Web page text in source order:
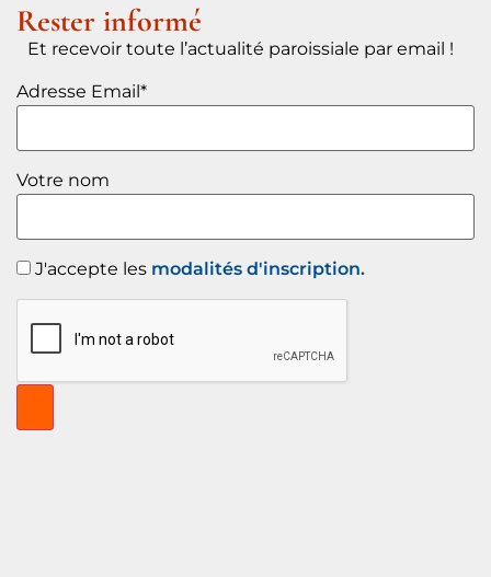
Rester informé
Et recevoir toute l’actualité paroissiale par email !
Adresse Email*
Votre nom
J'accepte les modalités d'inscription.